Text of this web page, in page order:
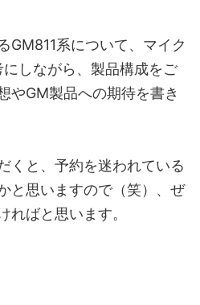
GM811系について、マイク
にしながら、製品構成をご
やGM製品への期待を書き
くと、予約を迷われている
と思いますので（笑）、ぜ
ればと思います。